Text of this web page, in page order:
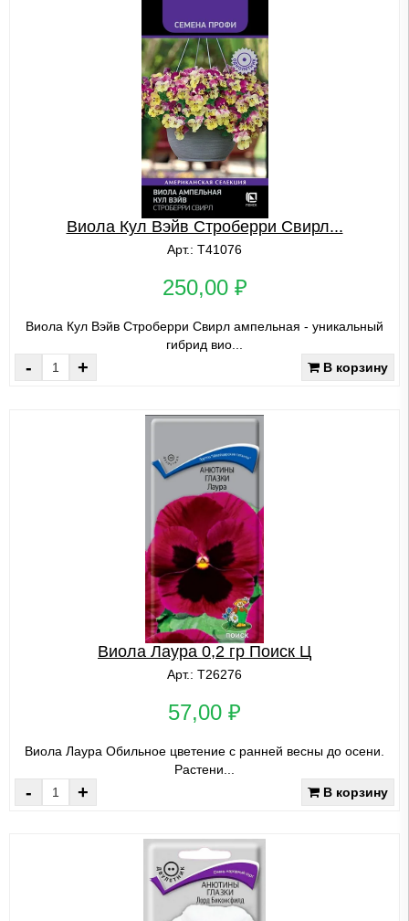
Виола Кул Вэйв Строберри Свирл...
Арт.: Т41076
250,00 ₽
Виола Кул Вэйв Строберри Свирл ампельная - уникальный
гибрид вио...
- + В корзину
Виола Лаура 0,2 гр Поиск Ц
Арт.: Т26276
57,00 ₽
Виола Лаура Обильное цветение с ранней весны до осени.
Растени...
- + В корзину